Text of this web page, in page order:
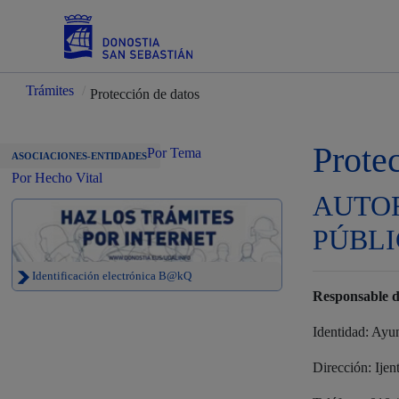
Padrón y asuntos personales
Trámites Protección de datos
ASOCIACIONES-ENTIDADESPor Tema
Por Hecho Vital
Identificación electrónica B@kQ
Responsable
Identidad:
Dirección: